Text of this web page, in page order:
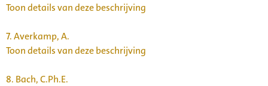
Toon details van deze beschrijving
7.Averkamp, A.
Toon details van deze beschrijving
8. Bach, C.Ph.E.